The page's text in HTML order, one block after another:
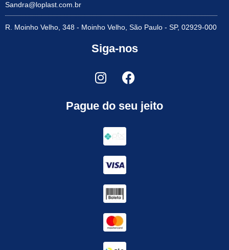
Sandra@loplast.com.br
R. Moinho Velho, 348 - Moinho Velho, São Paulo - SP, 02929-000
Siga-nos
Pague do seu jeito